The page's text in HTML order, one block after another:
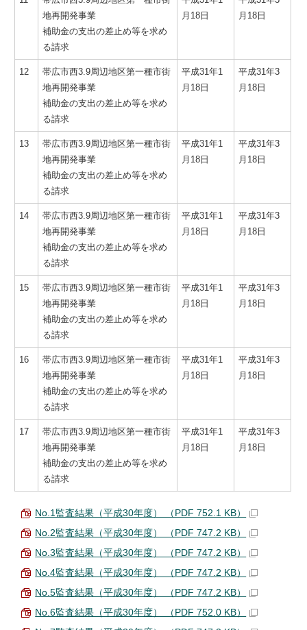
地再開発事業
補助金の支出の差止め等を求め
る請求
月18日
月18日
12
帯広市西3.9周辺地区第一種市街
地再開発事業
補助金の支出の差止め等を求め
る請求
平成31年1
月18日
平成31年3
月18日
13
帯広市西3.9周辺地区第一種市街
地再開発事業
補助金の支出の差止め等を求め
る請求
平成31年1
月18日
平成31年3
月18日
14
帯広市西3.9周辺地区第一種市街
地再開発事業
補助金の支出の差止め等を求め
る請求
平成31年1
月18日
平成31年3
月18日
15
帯広市西3.9周辺地区第一種市街
地再開発事業
補助金の支出の差止め等を求め
る請求
平成31年1
月18日
平成31年3
月18日
16
帯広市西3.9周辺地区第一種市街
地再開発事業
補助金の支出の差止め等を求め
る請求
平成31年1
月18日
平成31年3
月18日
17
帯広市西3.9周辺地区第一種市街
地再開発事業
補助金の支出の差止め等を求め
る請求
平成31年1
月18日
平成31年3
月18日
No.1監査結果（平成30年度） （PDF 752.1 KB）
No.2監査結果（平成30年度） （PDF 747.2 KB）
No.3監査結果（平成30年度） （PDF 747.2 KB）
No.4監査結果（平成30年度） （PDF 747.2 KB）
No.5監査結果（平成30年度） （PDF 747.2 KB）
No.6監査結果（平成30年度） （PDF 752.0 KB）